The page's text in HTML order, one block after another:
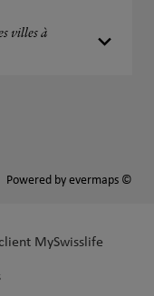
villes à
Powered by evermaps ©
MySwisslife